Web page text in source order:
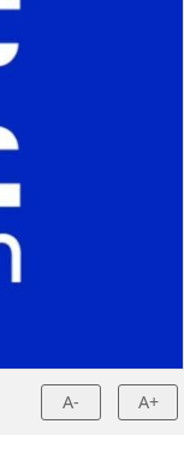
A- A+